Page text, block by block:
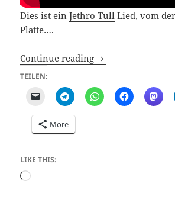
Dies ist einJethro Tull Lied, vom
Platte….
Continue reading As Goht Bergab
TEILEN:
More
LIKE THIS:
Loading…